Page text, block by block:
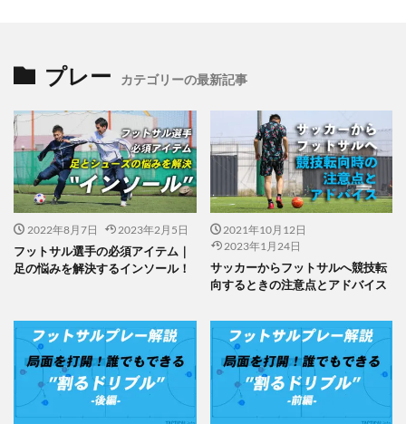
プレー カテゴリーの最新記事
2022年8月7日 2023年2月5日
フットサル選手の必須アイテム｜
足の悩みを解決するインソール！
2021年10月12日
2023年1月24日
サッカーからフットサルへ競技転
向するときの注意点とアドバイス